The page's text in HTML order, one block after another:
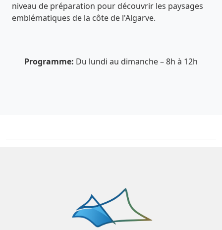
niveau de préparation pour découvrir les paysages
emblématiques de la côte de l'Algarve.
Programme: Du lundi au dimanche – 8h à 12h